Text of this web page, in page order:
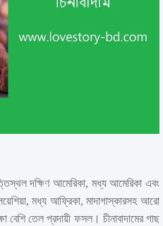
দক্ষিণ আমেরিকা, মধ্য আমেরিকা এবং
মধ্য আফ্রিকা, মাদাগাস্কারসহ আরো
বেশি তেল প্রদায়ী ফসল। চীনাবাদামের গাছ